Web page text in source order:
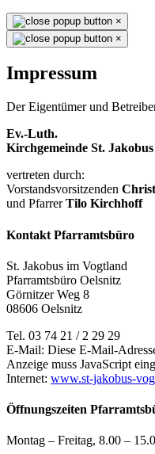
×
×
Impressum
Der Eigentümer und
Ev.-Luth.
Kirchgemeinde St.
vertreten durch:
Vorstandsvorsitzenden
und PfarrerTilo Kirchhoff
Kontakt Pfarramtsbüro
St. Jakobus im Vogtland
Pfarramtsbüro Oelsnitz
Görnitzer Weg 8
08606 Oelsnitz
Tel. 03 74 21 / 2 29 29
E-Mail: Diese E-Mail-
Anzeige muss JavaScript
Internet: www.st-jakobus-
Öffnungszeiten
Montag – Freitag, 8.00 –